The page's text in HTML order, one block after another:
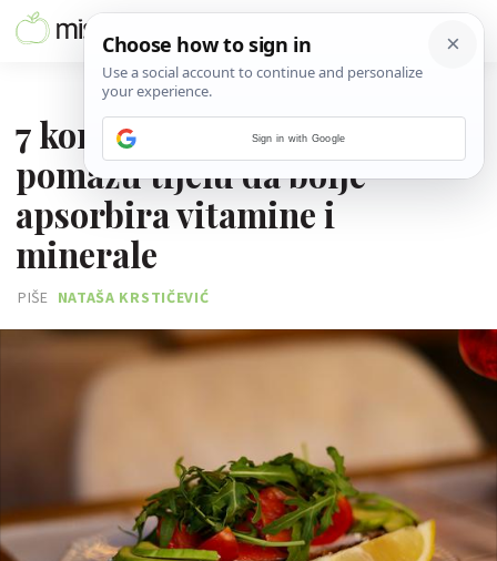
7 kombinacija namirnica koje
pomažu tijelu da bolje
apsorbira vitamine i
minerale
PIŠE NATAŠA KRSTIČEVIĆ
Sign in with Google